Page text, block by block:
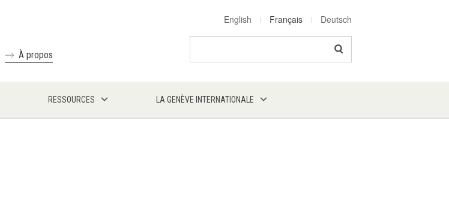
English Français Deutsch
À propos
RESSOURCES LA GENÈVE INTERNATIONALE